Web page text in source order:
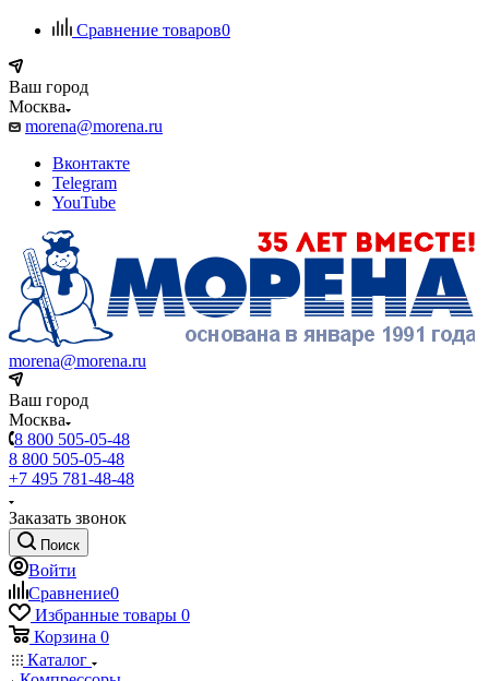
Сравнение товаров0
Ваш город
Москва
morena@morena.ru
Вконтакте
Telegram
YouTube
morena@morena.ru
Ваш город
Москва
8 800 505-05-48
8 800 505-05-48
+7 495 781-48-48
Заказать звонок
Поиск
Войти
Сравнение0
Избранные товары 0
Корзина 0
Каталог